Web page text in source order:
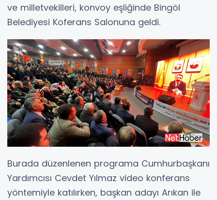
ve milletvekilleri, konvoy eşliğinde Bingöl
Belediyesi Koferans Salonuna geldi.
Burada düzenlenen programa Cumhurbaşkanı
Yardımcısı Cevdet Yılmaz video konferans
yöntemiyle katılırken, başkan adayı Arıkan ile